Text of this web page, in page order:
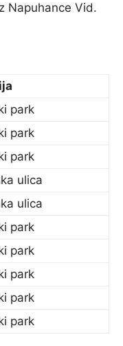
Napuhance Vid.
park
park
park
ulica
ulica
park
park
park
park
park